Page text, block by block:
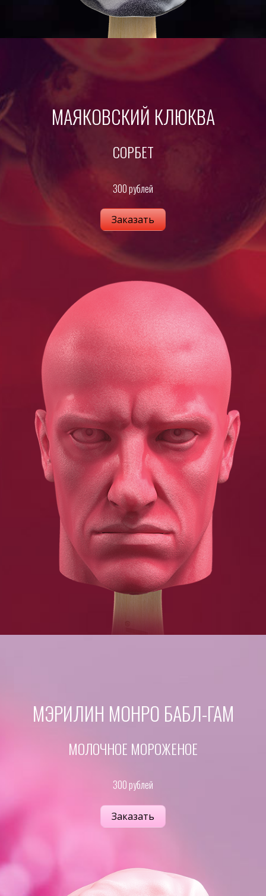
МАЯКОВСКИЙ КЛЮКВА
СОРБЕТ
300 рублей
Заказать
МЭРИЛИН МОНРО БАБЛ-ГАМ
МОЛОЧНОЕ МОРОЖЕНОЕ
300 рублей
Заказать